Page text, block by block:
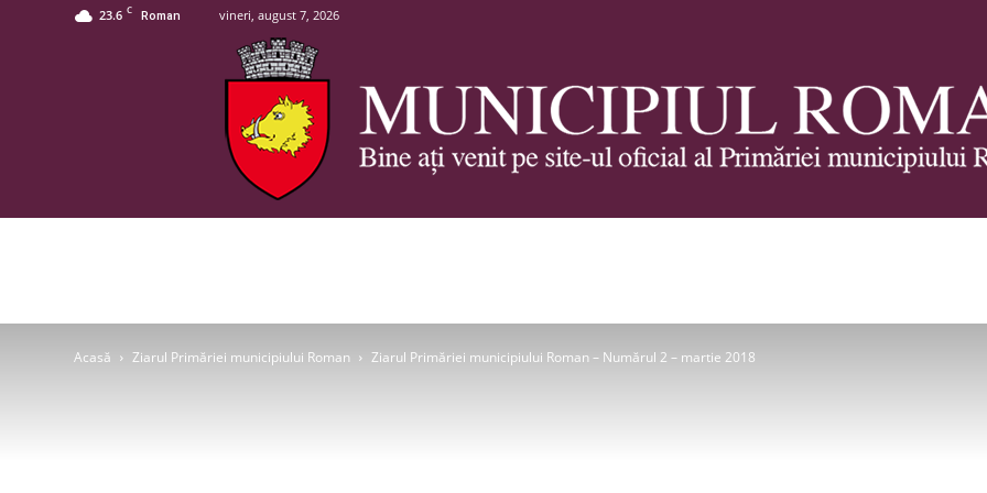
23.6 C Roman vineri, august 7, 2026
Acasă Ziarul Primăriei municipiului Roman Ziarul Primăriei municipiului Roman – Numărul 2 – martie 2018